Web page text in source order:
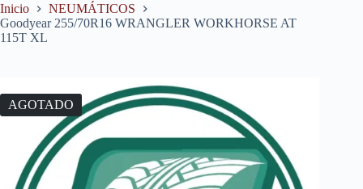
Inicio
NEUMÁTICOS
Goodyear 255/70R16 WRANGLER WORKHORSE AT
115T XL
AGOTADO